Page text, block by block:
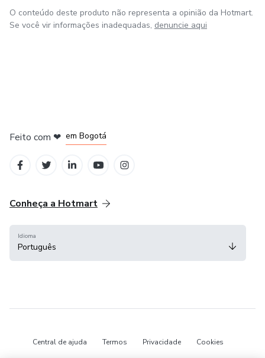
O conteúdo deste produto não representa a opinião da Hotmart.
Se você vir informações inadequadas, denuncie aqui
Feito com ❤ em Bogotá
Conheça a Hotmart
Idioma
Português
Central de ajuda Termos Privacidade Cookies